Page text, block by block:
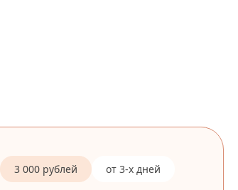
3 000 рублей от 3-х дней